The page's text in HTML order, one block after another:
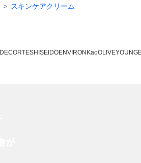
スキンケアクリーム
DECORTESHISEIDOENVIRON KaoOLIVEYOUNG